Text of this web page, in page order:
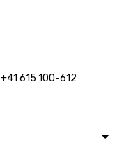
+41 615 100-612